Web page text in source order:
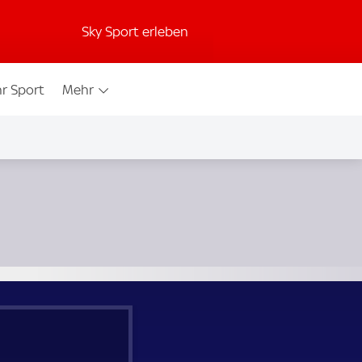
Sky Sport erleben
Sport Mehr